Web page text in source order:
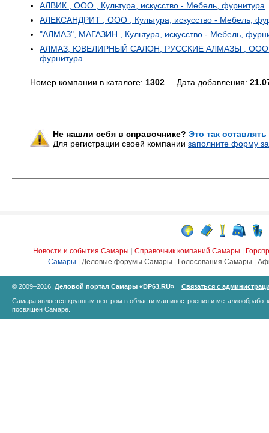
АЛВИК , ООО , Культура, искусство - Мебель, фурнитура
АЛЕКСАНДРИТ , ООО , Культура, искусство - Мебель,
"АЛМАЗ", МАГАЗИН , Культура, искусство - Мебель,
АЛМАЗ, ЮВЕЛИРНЫЙ САЛОН, РУССКИЕ АЛМАЗЫ , ООО ,
фурнитура
Номер компании в каталоге: 1302 Дата добавления:
Не нашли себя в справочнике? Это так
Для регистрации своей компании заполните форму
Новости и события Самары Справочник компаний Самары
Самары
Деловые форумы Самары Голосования Самары
© 2009–2016, Деловой портал Самары «DP63.RU»
Связаться с
Самара является крупным центром в области машиностроения и
посвящен Самаре.